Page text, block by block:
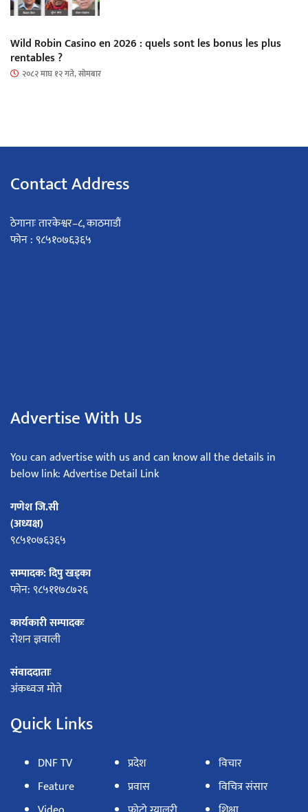
Wild Robin Casino en 2026 : quels sont les bonus les plus
rentables ?
२०८२ माघ १२ गते, सोमबार
Contact Address
ठेगानाः तारकेश्वर–८, काठमाडौं
फोन : ९८५१०७६३६५
Advertise With Us
You can advertise with us and can know all the details in
below link: Advertise Detail Link
गणेश जि.सी
(अध्यक्ष)
९८५१०७६३६५
सम्पादक: दिपु खड्का
फोन: ९८५११७८७२६
कार्यकारी सम्पादकः
रोशन ज्ञवाली
संवाददाताः
अंकध्वज मोते
Quick Links
DNF TV
Feature
प्रदेश
प्रवास
विचार
विचित्र संसार